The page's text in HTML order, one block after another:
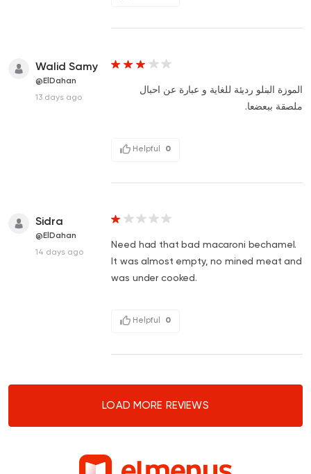
Walid Samy
@ElDahan
13 days ago
الموزة البنلو رديئة للغاية و عبارة عن احبال
ملصقة ببعضعا.
Helpful 0
Sidra
@ElDahan
14 days ago
Need had that bad macaroni bechamel.
It was almost empty, no mined meat and
was under cooked.
Helpful 0
LOAD MORE REVIEWS